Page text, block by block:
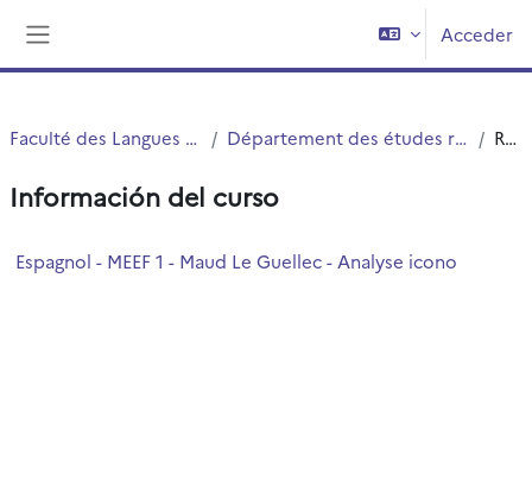
Acceder
Faculté des Langues Cultures et Sociétés (FLCS) Département des études romanes, slaves et orientales (ERSO) Resumen
Información del curso
Espagnol - MEEF 1 - Maud Le Guellec - Analyse icono